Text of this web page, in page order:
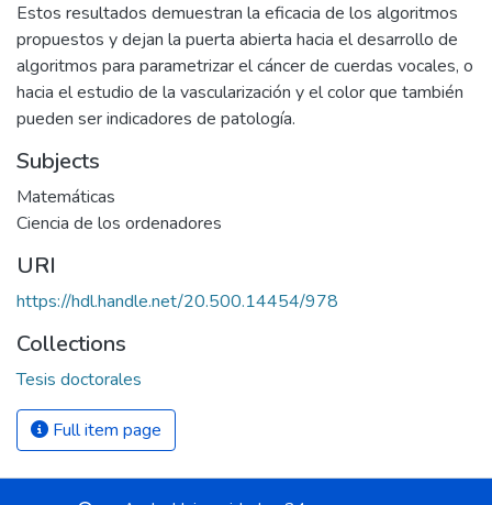
Estos resultados demuestran la eficacia de los algoritmos
propuestos y dejan la puerta abierta hacia el desarrollo de
algoritmos para parametrizar el cáncer de cuerdas vocales, o
hacia el estudio de la vascularización y el color que también
pueden ser indicadores de patología.
Subjects
Matemáticas
Ciencia de los ordenadores
URI
https://hdl.handle.net/20.500.14454/978
Collections
Tesis doctorales
Full item page